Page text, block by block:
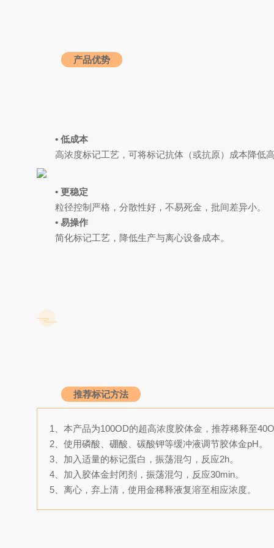
产品优势
• 低成本
高浓度标记工艺，可将标记抗体（或抗原）成本降低
• 更稳定
粒径控制严格，分散性好，不易死金，批间差异小。
• 易操作
简化标记工艺，降低生产与离心设备成本。
推荐标记方法
1、本产品为100OD的超高浓度胶体金，推荐稀释至
2、使用磷酸、硼酸、碳酸钾等缓冲液调节胶体金pH。
3、加入适量的标记蛋白，振荡混匀，反应2h。
4、加入胶体金封闭剂，振荡混匀，反应30min。
5、离心，弃上清，使用金稀释液复溶至相应浓度。